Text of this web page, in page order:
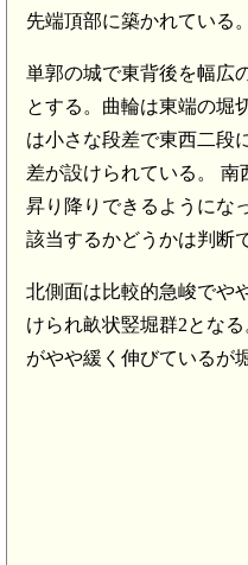
先端頂部に築かれている。
単郭の城で東背後を幅広
とする。曲輪は東端の堀
は小さな段差で東西二段
差が設けられている。 南
昇り降りできるようにな
該当するかどうかは判断
北側面は比較的急峻でや
けられ畝状竪堀群2とな
がやや緩く伸びているが